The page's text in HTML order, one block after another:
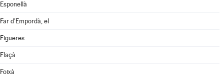
Esponellà
Far d'Empordà, el
Figueres
Flaçà
Foixà